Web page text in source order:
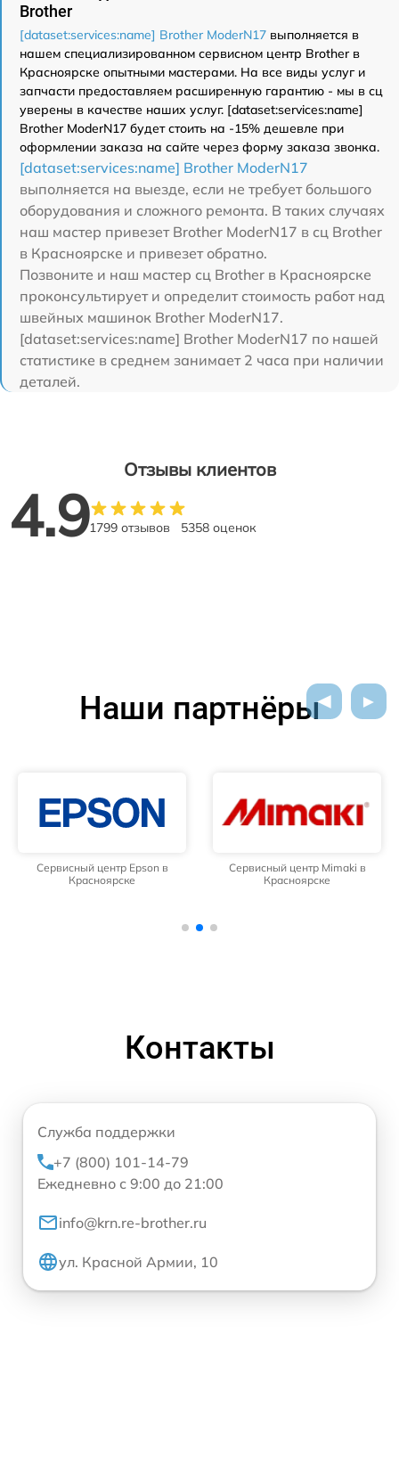
Brother
[dataset:services:name] Brother ModerN17 выполняется в
нашем специализированном сервисном центр Brother в
Красноярске опытными мастерами. На все виды услуг и
запчасти предоставляем расширенную гарантию - мы в сц
уверены в качестве наших услуг. [dataset:services:name]
Brother ModerN17 будет стоить на -15% дешевле при
оформлении заказа на сайте через форму заказа звонка.
[dataset:services:name] Brother ModerN17
выполняется на выезде, если не требует большого
оборудования и сложного ремонта. В таких случаях
наш мастер привезет Brother ModerN17 в сц Brother
в Красноярске и привезет обратно.
Позвоните и наш мастер сц Brother в Красноярске
проконсультирует и определит стоимость работ над
швейных машинок Brother ModerN17.
[dataset:services:name] Brother ModerN17 по нашей
статистике в среднем занимает 2 часа при наличии
деталей.
Отзывы клиентов
4.91799 отзывов 5358 оценок
Наши партнёры
Сервисный центр Epson в
Красноярске
Сервисный центр Mimaki в
Красноярске
Контакты
Служба поддержки
+7 (800) 101-14-79
Ежедневно с 9:00 до 21:00
info@krn.re-brother.ru
ул. Красной Армии, 10